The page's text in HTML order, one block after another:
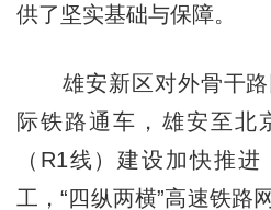
供了坚实基础与保障。
雄安新区对外骨干路
际铁路通车，雄安至北
（R1线）建设加快推
工，“四纵两横”高速铁路